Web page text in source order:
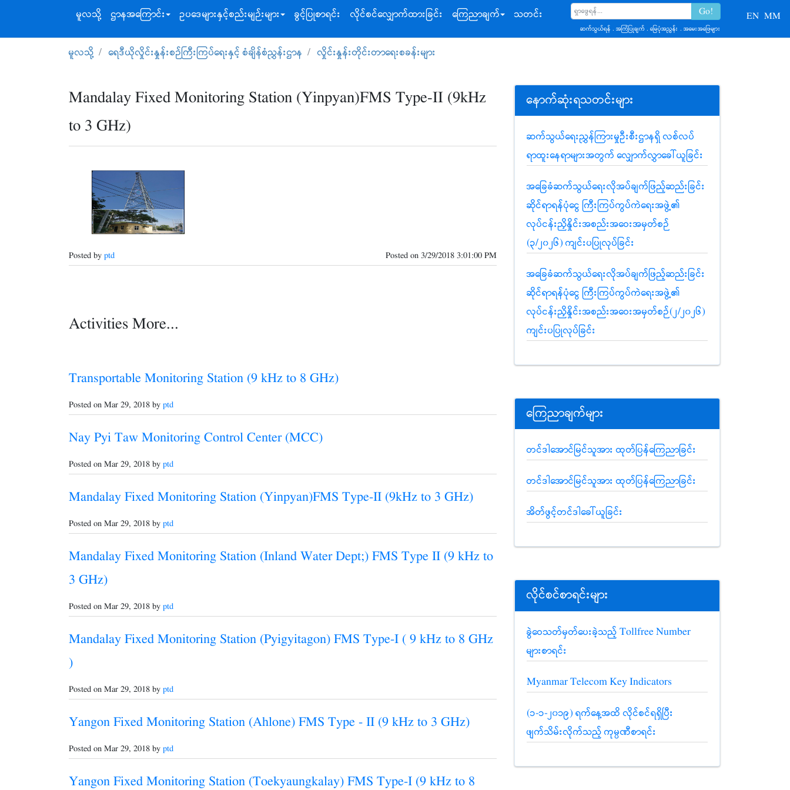
မူလသို့ ဌာနအ‌ကြောင်း ဥပဒေများနှင့်စည်းမျဉ်းများ ခွင့်ပြုစာရင်း လိုင်စင်လျှောက်ထားခြင်း ကြေညာချက် သတင်း
ဆက်သွယ်ရန် . အကြံပြုချက်. မြေပုံအညွှန်း . အမေးအဖြေများ
EN MM
မူလသို့ ရေဒီယိုလှိုင်းနှုန်းစဉ်ကြီးကြပ်ရေးနှင့် စံချိန်စံညွှန်းဌာန လှိုင်းနှုန်းတိုင်းတာရေးစခန်းများ
Mandalay Fixed Monitoring Station (Yinpyan)FMS Type-II (9kHz
to 3 GHz)
Posted by ptd Posted on3/29/2018 3:01:00 PM
Activities More...
Transportable Monitoring Station (9 kHz to 8 GHz)
Posted on Mar 29, 2018 by ptd
Nay Pyi Taw Monitoring Control Center (MCC)
Posted on Mar 29, 2018 by ptd
Mandalay Fixed Monitoring Station (Yinpyan)FMS Type-II (9kHz to 3 GHz)
Posted on Mar 29, 2018 by ptd
Mandalay Fixed Monitoring Station (Inland Water Dept;) FMS Type II (9 kHz to
3 GHz)
Posted on Mar 29, 2018 by ptd
Mandalay Fixed Monitoring Station (Pyigyitagon) FMS Type-I ( 9 kHz to 8 GHz
)
Posted on Mar 29, 2018 by ptd
Yangon Fixed Monitoring Station (Ahlone) FMS Type - II (9 kHz to 3 GHz)
Posted on Mar 29, 2018 by ptd
Yangon Fixed Monitoring Station (Toekyaungkalay) FMS Type-I (9 kHz to 8
နောက်ဆုံးရသတင်းများ
ဆက်သွယ်ရေးညွှန်ကြားမှုဦးစီးဌာနရှိ လစ်လပ်
ရာထူးနေရာများအတွက် လျှောက်လွှာခေါ်ယူခြင်း
အခြေခံဆက်သွယ်ရေးလိုအပ်ချက်ဖြည့်ဆည်းခြင်း
ဆိုင်ရာရန်ပုံငွေ ကြီးကြပ်ကွပ်ကဲရေးအဖွဲ့၏
လုပ်ငန်းညှိနှိုင်းအစည်းအဝေးအမှတ်စဉ်
(၃/၂၀၂၆) ကျင်းပပြုလုပ်ခြင်း
အခြေခံဆက်သွယ်ရေးလိုအပ်ချက်ဖြည့်ဆည်းခြင်း
ဆိုင်ရာရန်ပုံငွေ ကြီးကြပ်ကွပ်ကဲရေးအဖွဲ့၏
လုပ်ငန်းညှိနှိုင်းအစည်းအဝေးအမှတ်စဉ်(၂/၂၀၂၆)
ကျင်းပပြုလုပ်ခြင်း
ကြေညာချက်များ
တင်ဒါအောင်မြင်သူအား ထုတ်ပြန်ကြေညာခြင်း
တင်ဒါအောင်မြင်သူအား ထုတ်ပြန်ကြေညာခြင်း
အိတ်ဖွင့်တင်ဒါခေါ်ယူခြင်း
လိုင်စင်စာရင်းများ
ခွဲဝေသတ်မှတ်ပေးခဲ့သည့် Tollfree Number
များစာရင်း
Myanmar Telecom Key Indicators
(၁-၁-၂၀၁၉) ရက်နေ့အထိ လိုင်စင်ရရှိပြီး
ဖျက်သိမ်းလိုက်သည့် ကုမ္ပဏီစာရင်း